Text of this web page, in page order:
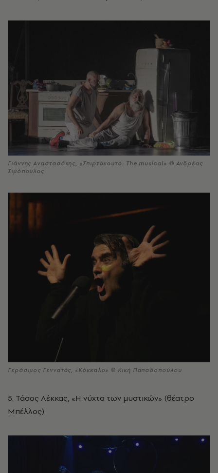
Γιάννης Αναστασάκης, «Σπιρτόκουτο: The musical» © Ανδρέας
Σιμόπουλος
Γεράσιμος Γεννατάς, «Κόκκαλο» © Κική Παπαδοπούλου
5. Τάσος Λέκκας, «Η νύχτα των μυστικών» (θέατρο
Μπέλλος)